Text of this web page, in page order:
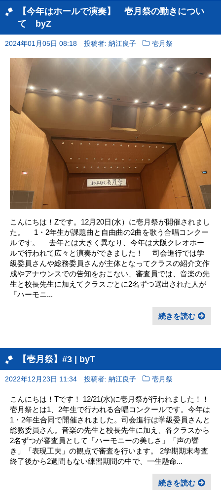
【今年はホールで演奏】 壱月祭の動きについ
て byZ
2024年01月05日 08:18 投稿者: 納江良子 壱月祭
こんにちは！Zです。12月20日(水）に壱月祭が開催されまし
た。 1・2年生が課題曲と自由曲の2曲を歌う合唱コンクー
ルです。 去年とは大きく異なり、今年は大阪クレオホー
ルで行われて広々と演奏ができました！ 司会進行では学
級委員さんや総務委員さんが主体となってクラスの紹介文作
成やアナウンスでの告知をおこない、審査員では、音楽の先
生と校長先生に加えてクラスごとに2名ずつ選出された人が
『ハーモニ...
続きを読む
【壱月祭】#3 | byT
2022年12月23日 11:34 投稿者: 納江良子 壱月祭
こんにちは！Tです！ 12/21(水)に壱月祭が行われました！！
壱月祭とは1、2年生で行われる合唱コンクールです。今年は
1・2年生合同で開催されました。司会進行は学級委員さんと
総務委員さん。音楽の先生と校長先生に加え、各クラスから
2名ずつが審査員として「ハーモニーの美しさ」「声の響
き」「表現工夫」の観点で審査を行います。 2学期期末考査
終了後から2週間もない練習期間の中で、一生懸命...
続きを読む